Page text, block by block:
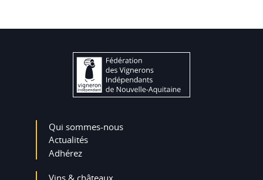
Qui sommes-nous
Actualités
Adhérez